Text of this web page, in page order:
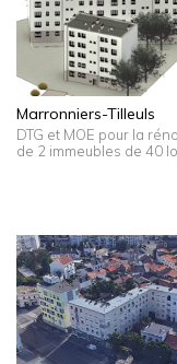
Marronniers-Tilleuls
DTG et MOE pour la
de 2 immeubles de 40